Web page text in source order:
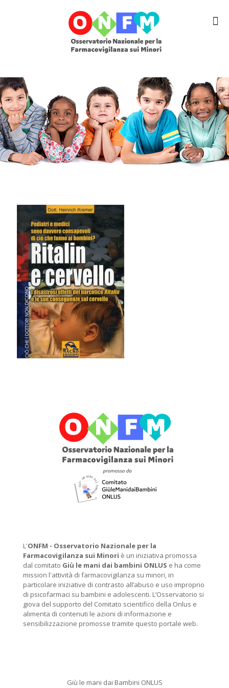
L'ONFM - Osservatorio Nazionale per la
Farmacovigilanza sui Minori è un iniziativa promossa
dal comitato Giù le mani dai bambini ONLUS e ha come
mission l'attività di farmacovigilanza su minori, in
particolare iniziative di contrasto all’abuso e uso improprio
di psicofarmaci su bambini e adolescenti. L’Osservatorio si
giova del supporto del Comitato scientifico della Onlus e
alimenta di contenuti le azioni di informazione e
sensibilizzazione promosse tramite questo portale web.
Giù le mani dai Bambini ONLUS